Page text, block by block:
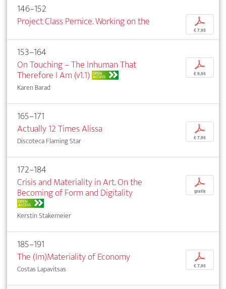
146–152
Project Class Pernice. Working on the
p
€ 7,95
153–164
On Touching – The Inhuman That
Therefore I Am (v1.1) OPEN
ACCESS
Karen Barad
p
€ 9,95
165–171
Actually 12 Times Alissa
Discoteca Flaming Star
p
€ 7,95
172–184
Crisis and Materiality in Art. On the
Becoming of Form and Digitality
OPEN
ACCESS
Kerstin Stakemeier
p
gratis
185–191
The (Im)Materiality of Economy
Costas Lapavitsas
p
€ 7,95